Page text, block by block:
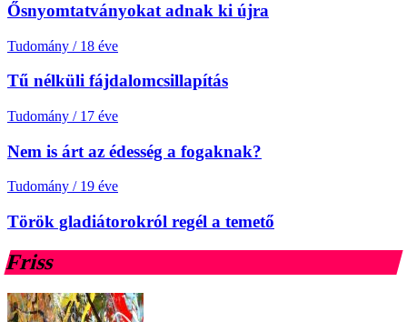
Ősnyomtatványokat adnak ki újra
Tudomány / 18 éve
Tű nélküli fájdalomcsillapítás
Tudomány / 17 éve
Nem is árt az édesség a fogaknak?
Tudomány / 19 éve
Török gladiátorokról regél a temető
Friss